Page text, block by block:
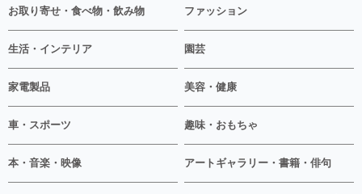
お取り寄せ・食べ物・飲み物 ファッション
生活・インテリア 園芸
家電製品 美容・健康
車・スポーツ 趣味・おもちゃ
本・音楽・映像 アートギャラリー・書籍・俳句